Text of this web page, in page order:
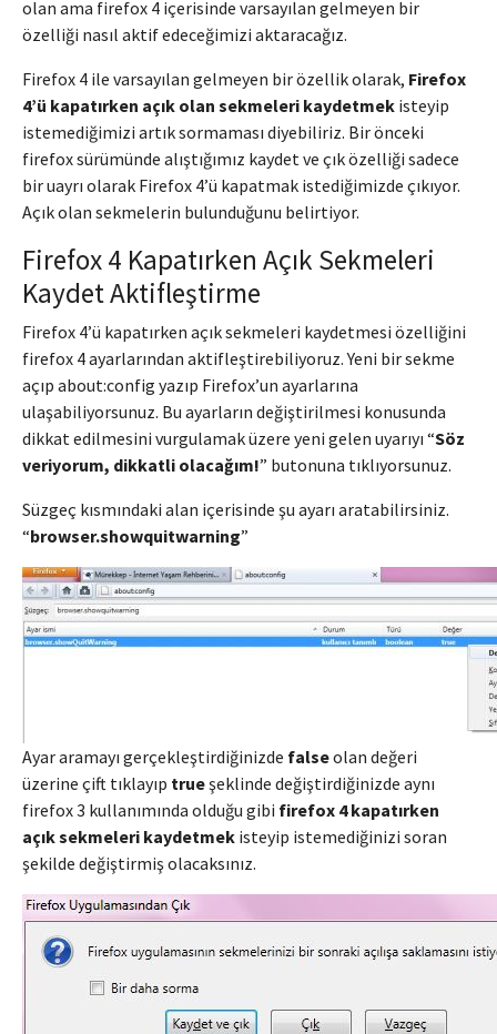
olan ama firefox 4 içerisinde varsayılan gelmeyen bir
özelliği nasıl aktif edeceğimizi aktaracağız.
Firefox 4 ile varsayılan gelmeyen bir özellik olarak, Firefox
4’ü kapatırken açık olan sekmeleri kaydetmek isteyip
istemediğimizi artık sormaması diyebiliriz. Bir önceki
firefox sürümünde alıştığımız kaydet ve çık özelliği sadece
bir uayrı olarak Firefox 4’ü kapatmak istediğimizde çıkıyor.
Açık olan sekmelerin bulunduğunu belirtiyor.
Firefox 4 Kapatırken Açık Sekmeleri
Kaydet Aktifleştirme
Firefox 4’ü kapatırken açık sekmeleri kaydetmesi özelliğini
firefox 4 ayarlarından aktifleştirebiliyoruz. Yeni bir sekme
açıp about:config yazıp Firefox’un ayarlarına
ulaşabiliyorsunuz. Bu ayarların değiştirilmesi konusunda
dikkat edilmesini vurgulamak üzere yeni gelen uyarıyı “Söz
veriyorum, dikkatli olacağım!” butonuna tıklıyorsunuz.
Süzgeç kısmındaki alan içerisinde şu ayarı aratabilirsiniz.
“browser.showquitwarning”
Ayar aramayı gerçekleştirdiğinizde falseolan değeri
üzerine çift tıklayıp trueşeklinde değiştirdiğinizde aynı
firefox 3 kullanımında olduğu gibi firefox 4 kapatırken
açık sekmeleri kaydetmek isteyip istemediğinizi soran
şekilde değiştirmiş olacaksınız.